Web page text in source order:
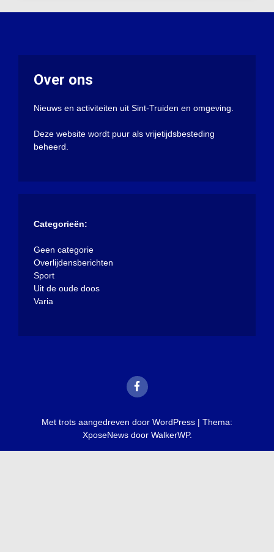
Over ons
Nieuws en activiteiten uit Sint-Truiden en omgeving.
Deze website wordt puur als vrijetijdsbesteding
beheerd.
Categorieën:
Geen categorie
Overlijdensberichten
Sport
Uit de oude doos
Varia
Met trots aangedreven door WordPress | Thema:
XposeNews door WalkerWP.